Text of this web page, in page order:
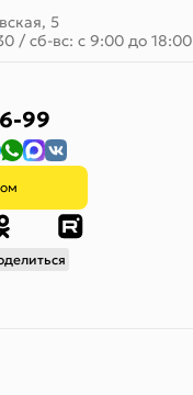
5
/ сб-вс: с 9:00 до 18:00
99